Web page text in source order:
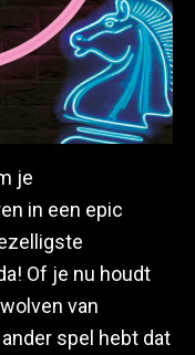
je
in een epic
Of je nu houdt
van
spel hebt dat